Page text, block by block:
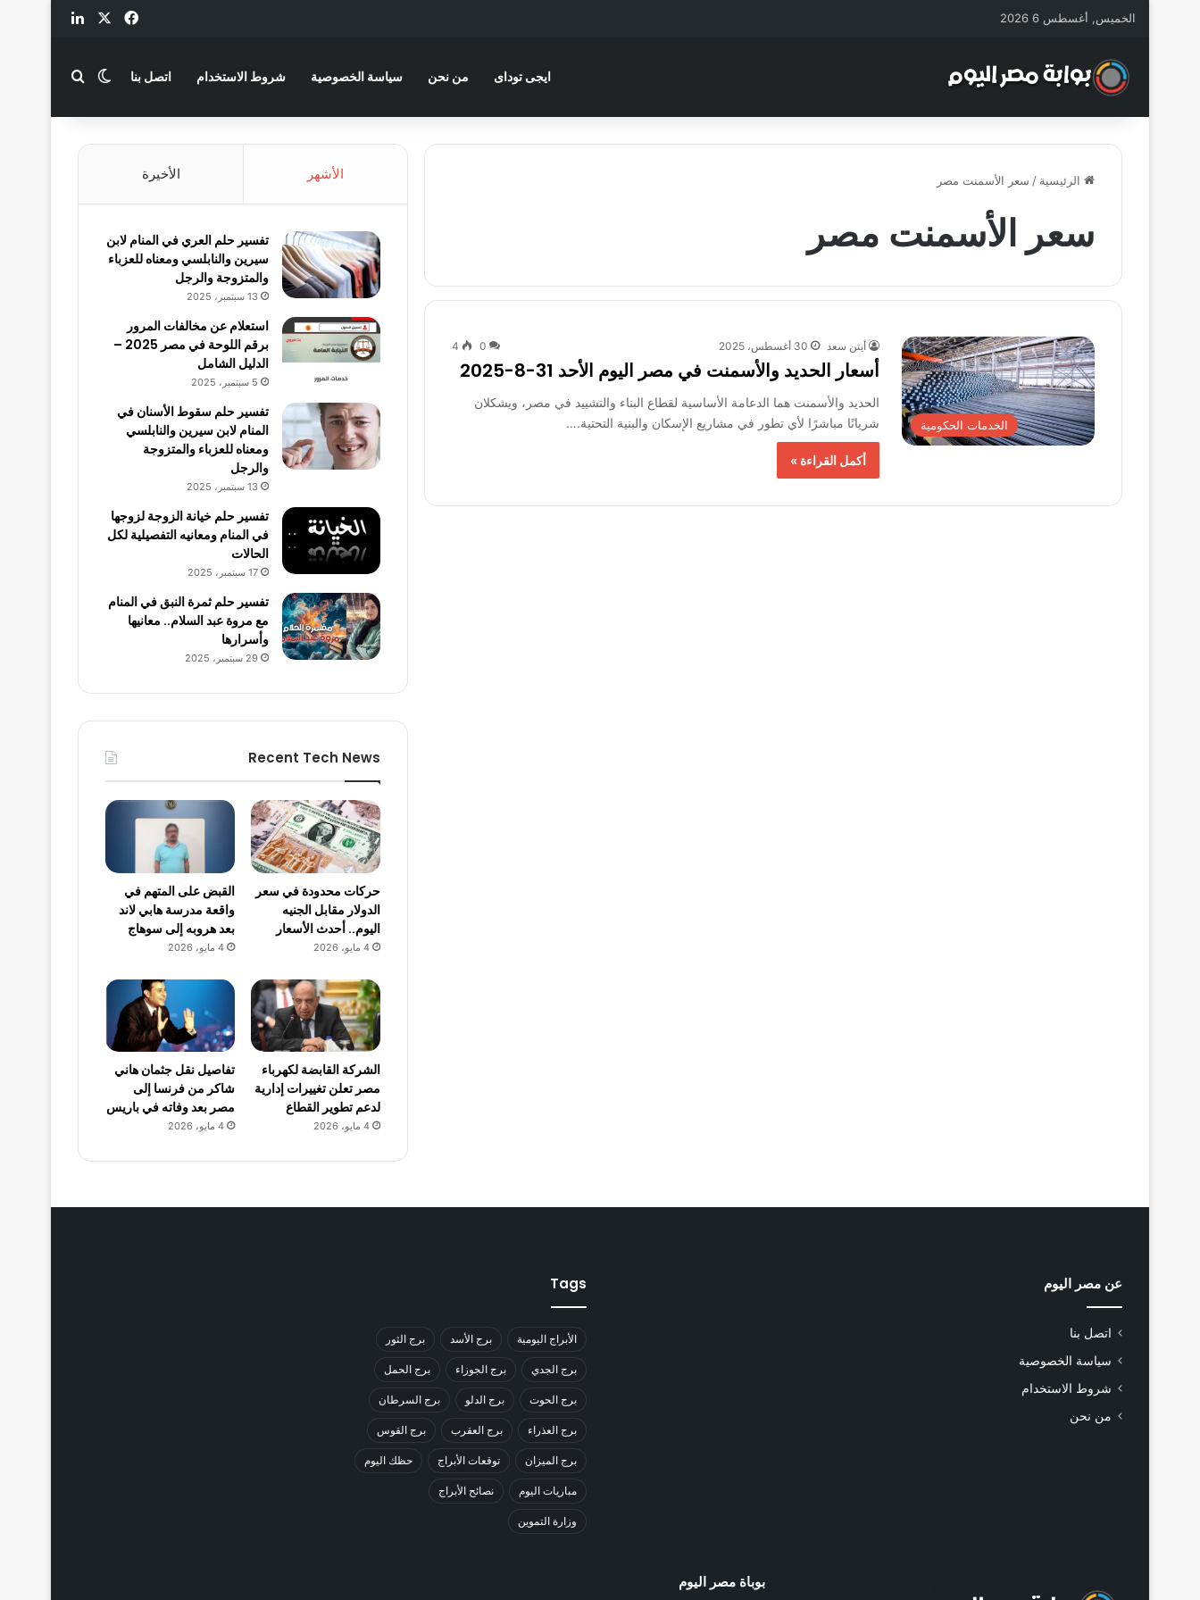
الخميس, أغسطس 6 2026 فيسبوك لينكدإن
ايجى توداى من نحن سياسة الخصوصية شروط الاستخدام اتصل بنا الوضع المظلم
بحث عن
الرئيسية / سعر الأسمنت مصر
سعر الأسمنت مصر
الخدمات الحكومية
أيتن سعد 30 أغسطس، 2025 0
4
أسعار الحديد والأسمنت في مصر اليوم الأحد 31-8-2025
الحديد والأسمنت هما الدعامة الأساسية لقطاع البناء والتشييد في مصر، ويشكلان
شريانًا مباشرًا لأي تطور في مشاريع الإسكان والبنية التحتية.…
أكمل القراءة »
الأشهر الأخيرة
تفسير حلم العري في المنام لابن
سيرين والنابلسي ومعناه للعزباء
والمتزوجة والرجل
13 سبتمبر، 2025
استعلام عن مخالفات المرور
برقم اللوحة في مصر 2025 –
الدليل الشامل
5 سبتمبر، 2025
تفسير حلم سقوط الأسنان في
المنام لابن سيرين والنابلسي
ومعناه للعزباء والمتزوجة
والرجل
13 سبتمبر، 2025
تفسير حلم خيانة الزوجة لزوجها
في المنام ومعانيه التفصيلية لكل
الحالات
17 سبتمبر، 2025
تفسير حلم ثمرة النبق في المنام
مع مروة عبد السلام.. معانيها
وأسرارها
29 سبتمبر، 2025
Recent Tech News
حركات محدودة في سعر
الدولار مقابل الجنيه
اليوم.. أحدث الأسعار
4 مايو، 2026
القبض على المتهم في
واقعة مدرسة هابي لاند
بعد هروبه إلى سوهاج
4 مايو، 2026
الشركة القابضة لكهرباء
مصر تعلن تغييرات إدارية
لدعم تطوير القطاع
4 مايو، 2026
تفاصيل نقل جثمان هاني
شاكر من فرنسا إلى
مصر بعد وفاته في باريس
4 مايو، 2026
عن مصر اليوم
اتصل بنا
سياسة الخصوصية
شروط الاستخدام
من نحن
Tags
الأبراج اليومية برج الأسد برج الثور
برج الجدي برج الجوزاء برج الحمل
برج الحوت برج الدلو برج السرطان
برج العذراء برج العقرب برج القوس
برج الميزان توقعات الأبراج حظك اليوم
مباريات اليوم نصائح الأبراج
وزارة التموين
بوباة مصر اليوم